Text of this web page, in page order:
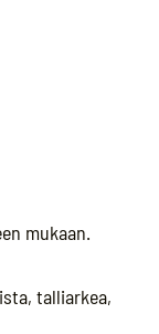
mukaan.
talliarkea,